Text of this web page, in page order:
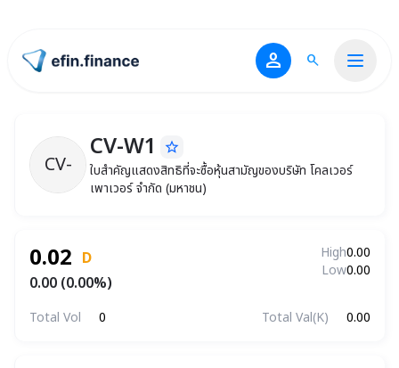
ไปหน้าแรก person search
CV- CV-W1 ใบสำคัญแสดงสิทธิที่จะซื้อหุ้นสามัญของบริษัท โ
CV-W1 star_border
ใบสำคัญแสดงสิทธิที่จะซื้อหุ้นสามัญของบริษัท โคลเวอร์
เพาเวอร์ จำกัด (มหาชน)
0.02 D
0.00 (0.00%)
High0.00
Low0.00
Total Vol 0 Total Val(K) 0.00